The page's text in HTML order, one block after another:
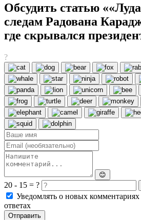
Обсудить статью
следам Радована
где скрывался
?
😊
20 - 15 = ?
Уведомлять о новых комментариях
ответах
Отправить